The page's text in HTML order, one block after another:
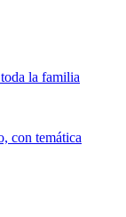
la familia
con temática